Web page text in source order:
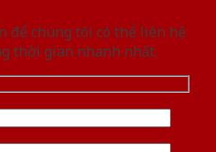
để chúng tôi có thể liên hệ
thời gian nhanh nhất.